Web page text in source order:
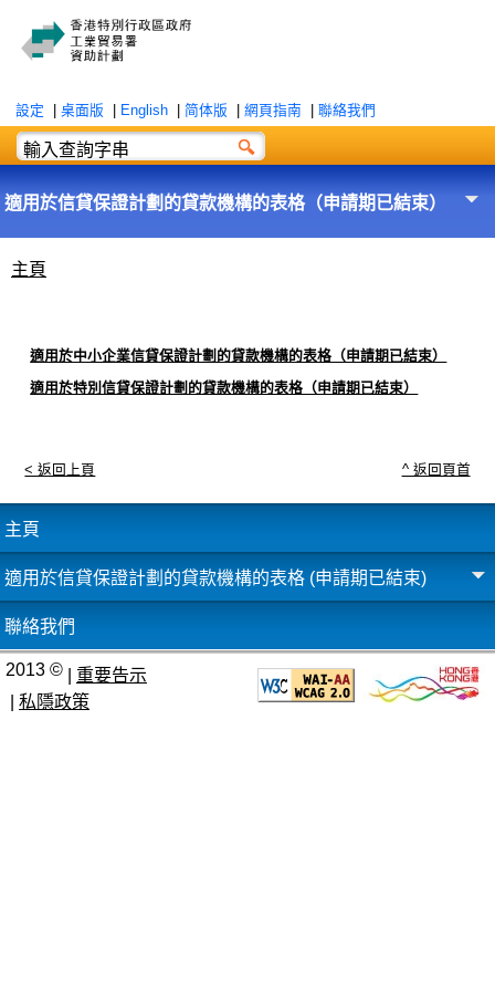
設定 桌面版 English 简体版 網頁指南 聯絡我們
適用於信貸保證計劃的貸款機構的表格（申請期已結束）
主頁
適用於中小企業信貸保證計劃的貸款機構的表格（申請期已結束）
適用於特別信貸保證計劃的貸款機構的表格（申請期已結束）
< 返回上頁 ^ 返回頁首
主頁
適用於信貸保證計劃的貸款機構的表格 (申請期已結束)
聯絡我們
2013 ©
重要告示
私隱政策